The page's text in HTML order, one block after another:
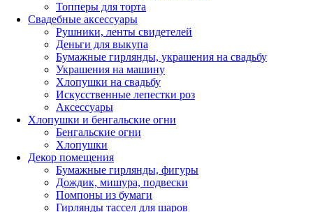
Топперы для торта
Свадебные аксессуары
Рушники, ленты свидетелей
Деньги для выкупа
Бумажные гирлянды, украшения на свадьбу
Украшения на машину
Хлопушки на свадьбу
Искусственные лепестки роз
Аксессуары
Хлопушки и бенгальские огни
Бенгальские огни
Хлопушки
Декор помещения
Бумажные гирлянды, фигуры
Дождик, мишура, подвески
Помпоны из бумаги
Гирлянды тассел для шаров